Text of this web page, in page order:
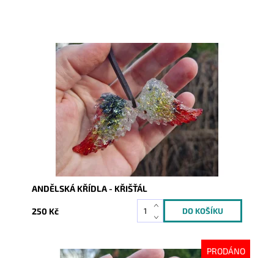
Dostupnost:
Skladem
10560
ANDĚLSKÁ KŘÍDLA - KŘIŠŤÁL
250 Kč
PRODÁNO